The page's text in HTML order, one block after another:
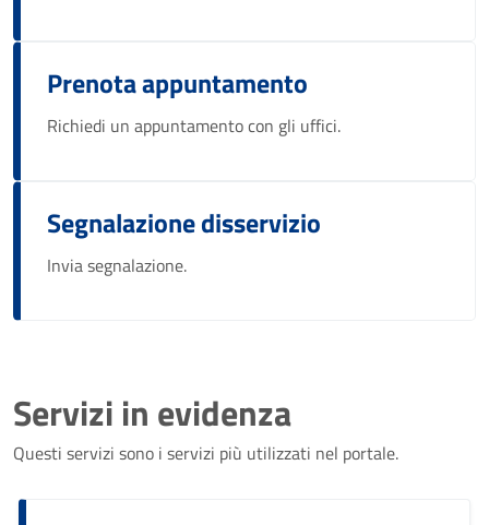
Prenota appuntamento
Richiedi un appuntamento con gli uffici.
Segnalazione disservizio
Invia segnalazione.
Servizi in evidenza
Questi servizi sono i servizi più utilizzati nel portale.